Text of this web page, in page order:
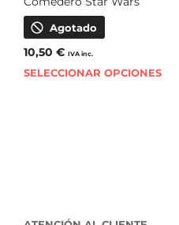
Agotado
10,50 € IVA inc.
SELECCIONAR OPCIONES